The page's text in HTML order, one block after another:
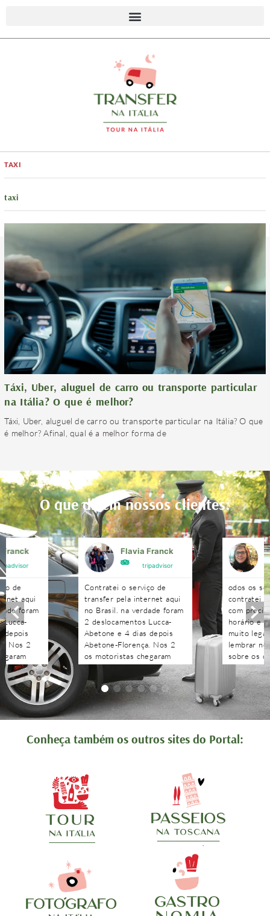
TAXI
taxi
Táxi, Uber, aluguel de carro ou transporte particular
na Itália? O que é melhor?
Táxi, Uber, aluguel de carro ou transporte particular na Itália? O que
é melhor? Afinal, qual é a melhor forma de
O que dizem nossos clientes:
Franck
de
aqui
foram
Lucca-
depois
Nos 2
Flavia Franck
tripadvisor
Contratei o serviço de
transfer pela internet aqui
no Brasil. na verdade foram
2 deslocamentos Lucca-
Abetone e 4 dias depois
Abetone-Florença. Nos 2
os motoristas chegaram
antes do horário
combinado, nos aguardaram
e foram muito atenciosos.
Ótimo trabalho. Podem
contratar sem medo!!!!
odos os
contratei
com
horário e
muito
lembrar
sobre os
agendados
às
recebidas
Conheça também os outros sites do Portal: